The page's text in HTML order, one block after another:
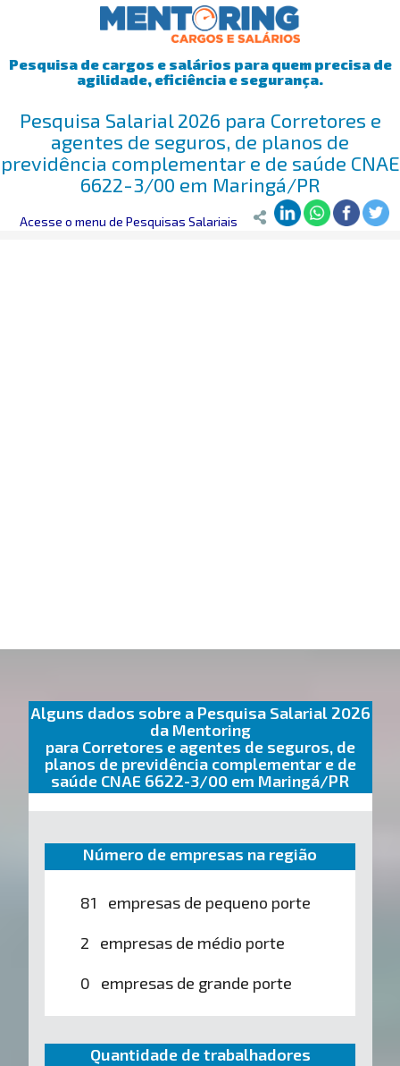
Pesquisa de cargos e salários para quem precisa de
agilidade, eficiência e segurança.
Pesquisa Salarial 2026 para Corretores e
agentes de seguros, de planos de
previdência complementar e de saúde CNAE
6622-3/00 em Maringá/PR
Mentoring>Pesquisa Salarial>Maringá/PR >Corretores e
Acesse o menu de Pesquisas Salariais
Alguns dados sobre a Pesquisa Salarial 2026
da Mentoring
para Corretores e agentes de seguros, de
planos de previdência complementar e de
saúde CNAE 6622-3/00 em Maringá/PR
Número de empresas na região
81 empresas de pequeno porte
2 empresas de médio porte
0 empresas de grande porte
Quantidade de trabalhadores